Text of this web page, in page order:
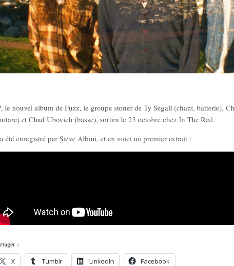
, le nouvel album de Fuzz, le groupe stoner de Ty Segall (chant, batterie),
et Chad Ubovich (basse), sortira le 23 octobre chez In The Red.
été enregistré par Steve Albini, et en voici un premier extrait :
:
X Tumblr LinkedIn Facebook
#80 (Quicksand)
12,90€
New Noise #79 (Failure)
12,90€